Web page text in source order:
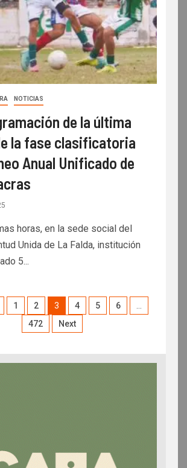
NOTICIAS
de la última
la fase clasificatoria
Anual Unificado de
horas, en la sede social del
Unida de La Falda, institución
5...
1 2 3 4 5 6
472
Next